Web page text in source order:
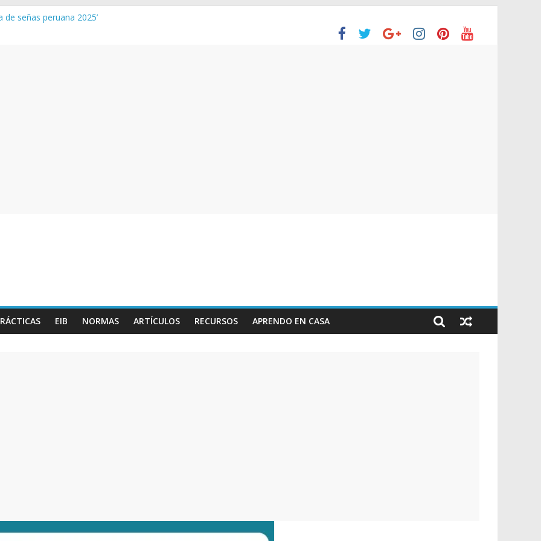
de señas peruana 2025’
EIB NORMAS ARTÍCULOS RECURSOS APRENDO EN CASA